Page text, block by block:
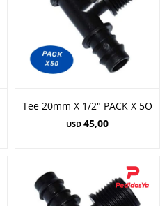
Tee 20mm X 1/2" PACK X 5O
USD 45,00